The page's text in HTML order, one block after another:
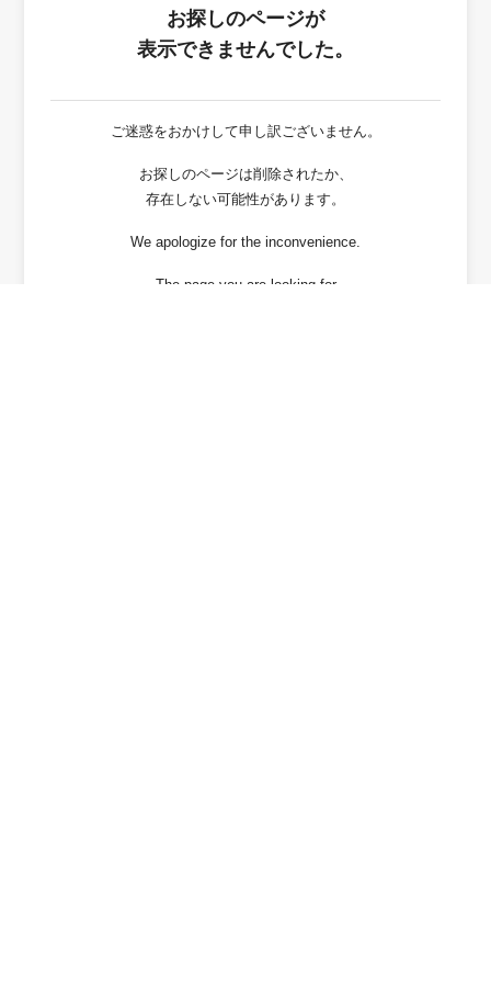
お探しのページが
表示できませんでした。
ご迷惑をおかけして申し訳ございません。
お探しのページは削除されたか、
存在しない可能性があります。
We apologize for the inconvenience.
The page you are looking for